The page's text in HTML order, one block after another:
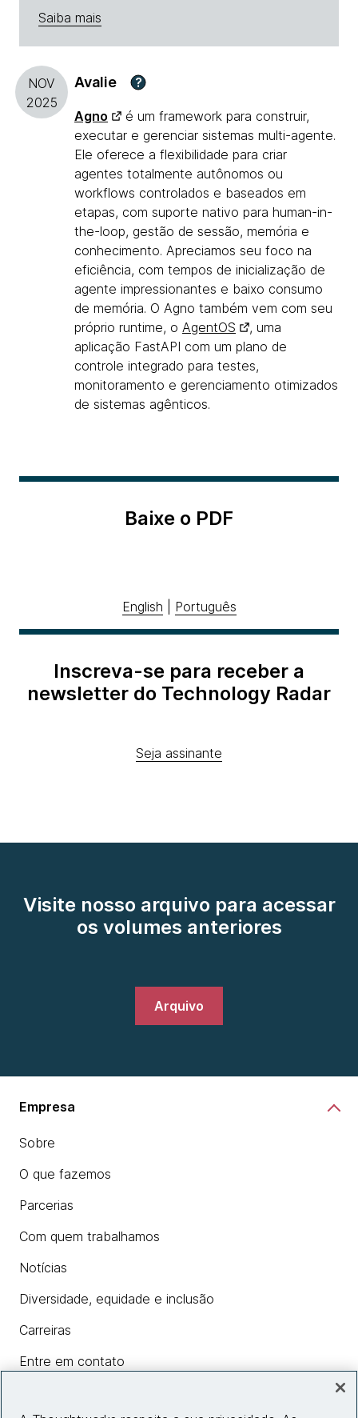
Saiba mais
NOV
2025
Avalie ?
Agno
é um framework para construir,
executar e gerenciar sistemas multi-agente.
Ele oferece a flexibilidade para criar
agentes totalmente autônomos ou
workflows controlados e baseados em
etapas, com suporte nativo para human-in-
the-loop, gestão de sessão, memória e
conhecimento. Apreciamos seu foco na
eficiência, com tempos de inicialização de
agente impressionantes e baixo consumo
de memória. O Agno também vem com seu
próprio runtime, o AgentOS
, uma
aplicação FastAPI com um plano de
controle integrado para testes,
monitoramento e gerenciamento otimizados
de sistemas agênticos.
Baixe o PDF
English Português
Inscreva-se para receber a
newsletter do Technology Radar
Seja assinante
Visite nosso arquivo para acessar
os volumes anteriores
Arquivo
Empresa
Sobre
O que fazemos
Parcerias
Com quem trabalhamos
Notícias
Diversidade, equidade e inclusão
Carreiras
Entre em contato